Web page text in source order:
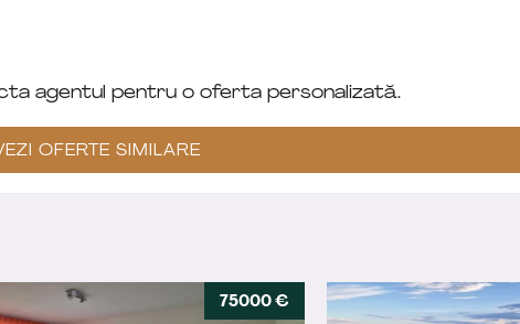
agentul pentru o oferta personalizată.
OFERTE SIMILARE
75000 €